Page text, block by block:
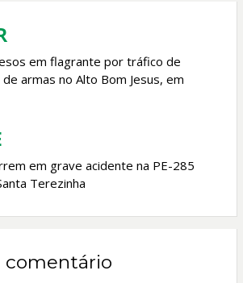
em flagrante por tráfico de
armas no Alto Bom Jesus, em
em grave acidente na PE-285
Terezinha
comentário